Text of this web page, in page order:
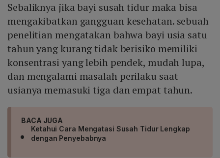
Sebaliknya jika bayi susah tidur maka bisa
mengakibatkan gangguan kesehatan. sebuah
penelitian mengatakan bahwa bayi usia satu
tahun yang kurang tidak berisiko memiliki
konsentrasi yang lebih pendek, mudah lupa,
dan mengalami masalah perilaku saat
usianya memasuki tiga dan empat tahun.
BACA JUGA
Ketahui Cara Mengatasi Susah Tidur Lengkap
dengan Penyebabnya